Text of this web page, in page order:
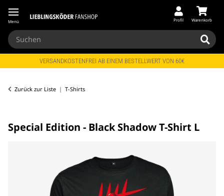
Menü Profil Warenkorb
VERSANDKOSTENFREI AB EINEM BESTELLWERT VON 60€
Zurück zur Liste T-Shirts
Special Edition - Black Shadow T-Shirt L